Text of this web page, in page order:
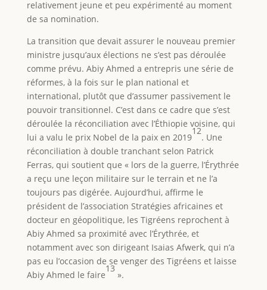
relativement jeune et peu expérimenté au moment
de sa nomination.
La transition que devait assurer le nouveau premier
ministre jusqu’aux élections ne s’est pas déroulée
comme prévu. Abiy Ahmed a entrepris une série de
réformes, à la fois sur le plan national et
international, plutôt que d’assumer passivement le
pouvoir transitionnel. C’est dans ce cadre que s’est
déroulée la réconciliation avec l’Éthiopie voisine, qui
lui a valu le prix Nobel de la paix en 2019
12
. Une
réconciliation à double tranchant selon Patrick
Ferras, qui soutient que « lors de la guerre, l’Érythrée
a reçu une leçon militaire sur le terrain et ne l’a
toujours pas digérée. Aujourd’hui, affirme le
président de l’association Stratégies africaines et
docteur en géopolitique, les Tigréens reprochent à
Abiy Ahmed sa proximité avec l’Érythrée, et
notamment avec son dirigeant Isaias Afwerk, qui n’a
pas eu l’occasion de se venger des Tigréens et laisse
Abiy Ahmed le faire
13
».